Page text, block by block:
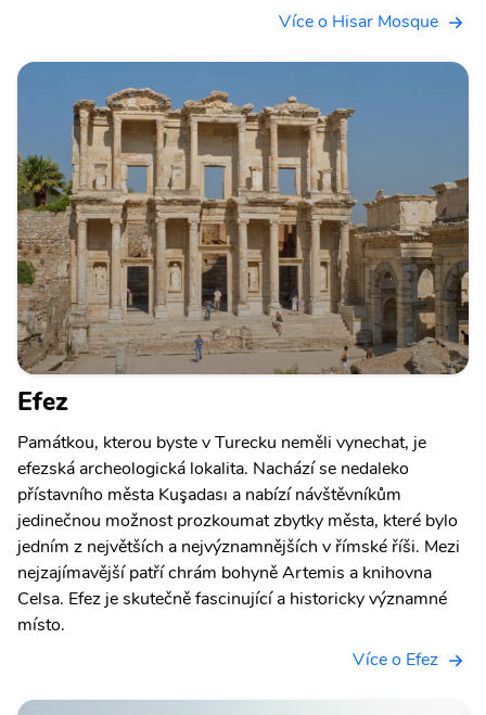
Více o Hisar Mosque
Efez
Památkou, kterou byste v Turecku neměli vynechat, je
efezská archeologická lokalita. Nachází se nedaleko
přístavního města Kuşadası a nabízí návštěvníkům
jedinečnou možnost prozkoumat zbytky města, které bylo
jedním z největších a nejvýznamnějších v římské říši. Mezi
nejzajímavější patří chrám bohyně Artemis a knihovna
Celsa. Efez je skutečně fascinující a historicky významné
místo.
Více o Efez